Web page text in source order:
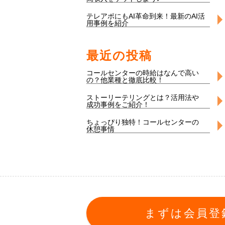
テレアポにもAI革命到来！最新のAI活
用事例を紹介
最近の投稿
コールセンターの時給はなんで高い
の？他業種と徹底比較！
ストーリーテリングとは？活用法や
成功事例をご紹介！
ちょっぴり独特！コールセンターの
休憩事情
まずは会員